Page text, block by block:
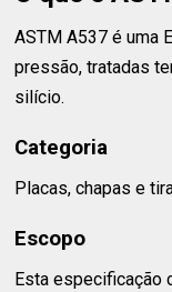
ASTM A537 é uma
pressão, tratadas
silício.
Categoria
Placas, chapas e
Escopo
Esta especificação